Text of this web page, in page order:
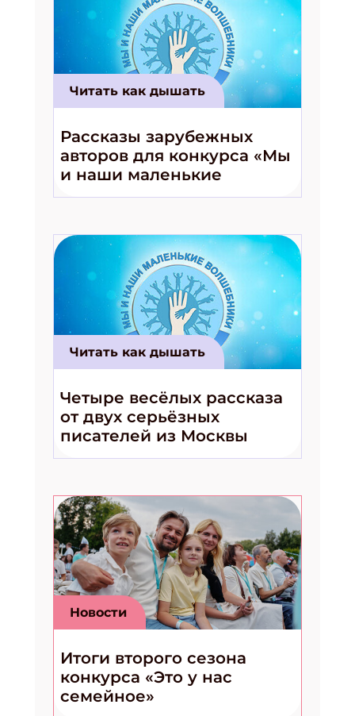
Читать как дышать
Рассказы зарубежных
авторов для конкурса «Мы
и наши маленькие
волшебники!»
Читать как дышать
Четыре весёлых рассказа
от двух серьёзных
писателей из Москвы
Новости
Итоги второго сезона
конкурса «Это у нас
семейное»
Укажите имя
Укажите Ваш Email